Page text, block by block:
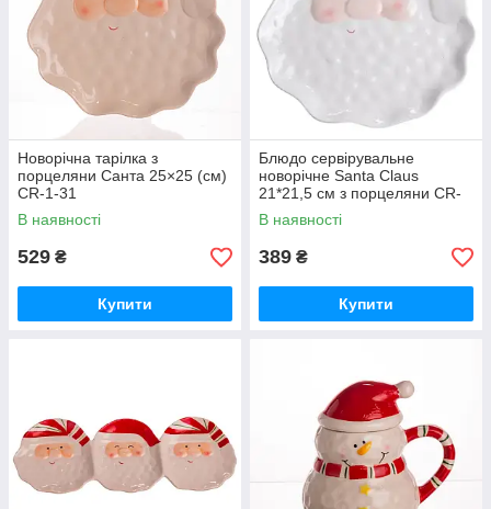
Новорічна тарілка з
порцеляни Санта 25×25 (см)
CR-1-31
В наявності
529 ₴
Купити
Блюдо сервірувальне
новорічне Santa Claus
21*21,5 см з порцеляни CR-
1-32
В наявності
389 ₴
Купити